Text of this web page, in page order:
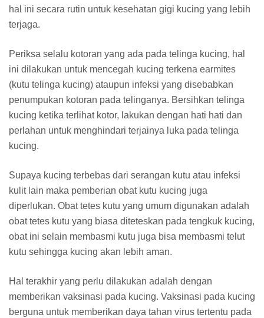
hal ini secara rutin untuk kesehatan gigi kucing yang lebih
terjaga.
Periksa selalu kotoran yang ada pada telinga kucing, hal
ini dilakukan untuk mencegah kucing terkena earmites
(kutu telinga kucing) ataupun infeksi yang disebabkan
penumpukan kotoran pada telinganya. Bersihkan telinga
kucing ketika terlihat kotor, lakukan dengan hati hati dan
perlahan untuk menghindari terjainya luka pada telinga
kucing.
Supaya kucing terbebas dari serangan kutu atau infeksi
kulit lain maka pemberian obat kutu kucing juga
diperlukan. Obat tetes kutu yang umum digunakan adalah
obat tetes kutu yang biasa diteteskan pada tengkuk kucing,
obat ini selain membasmi kutu juga bisa membasmi telut
kutu sehingga kucing akan lebih aman.
Hal terakhir yang perlu dilakukan adalah dengan
memberikan vaksinasi pada kucing. Vaksinasi pada kucing
berguna untuk memberikan daya tahan virus tertentu pada